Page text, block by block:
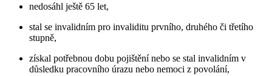
nedosáhl ještě 65 let,
stal se invalidním pro invaliditu prvního, druhého či třetího
stupně,
získal potřebnou dobu pojištění nebo se stal invalidním v
důsledku pracovního úrazu nebo nemoci z povolání,